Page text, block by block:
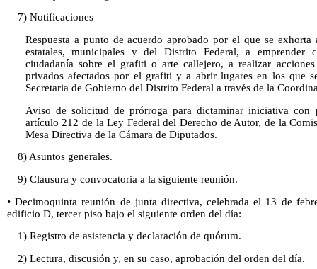
7) Notificaciones
Respuesta a punto de acuerdo aprobado por el que se
estatales, municipales y del Distrito Federal, a emprender
ciudadanía sobre el grafiti o arte callejero, a realizar
privados afectados por el grafiti y a abrir lugares en los que
Secretaria de Gobierno del Distrito Federal a través de la
Aviso de solicitud de prórroga para dictaminar iniciativa con
artículo 212 de la Ley Federal del Derecho de Autor, de la
Mesa Directiva de la Cámara de Diputados.
8) Asuntos generales.
9) Clausura y convocatoria a la siguiente reunión.
• Decimoquinta reunión de junta directiva, celebrada el 13 de
edificio D, tercer piso bajo el siguiente orden del día:
1) Registro de asistencia y declaración de quórum.
2) Lectura, discusión y, en su caso, aprobación del orden del día.